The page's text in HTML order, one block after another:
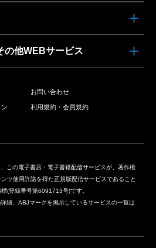
の他WEBサービス
お問い合わせ
利用規約・会員規約
この電子書店・電子書籍配信サービスが、著作権
ツ使用許諾を得た正規版配信サービスであること
(登録番号第6091713号)です。
細、ABJマークを掲示しているサービスの一覧は